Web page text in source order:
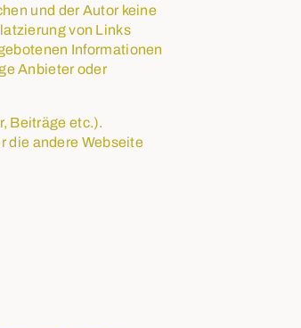
und der Autor keine
von Links
Informationen
Anbieter oder
Beiträge etc.).
die andere Webseite